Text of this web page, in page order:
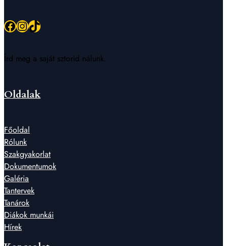
Facebook InstagramTikTok
Írd meg a saját sztorid nálunk.
Oldalak
Főoldal
Rólunk
Szakgyakorlat
Dokumentumok
Galéria
Tantervek
Tanárok
Diákok munkái
Hírek